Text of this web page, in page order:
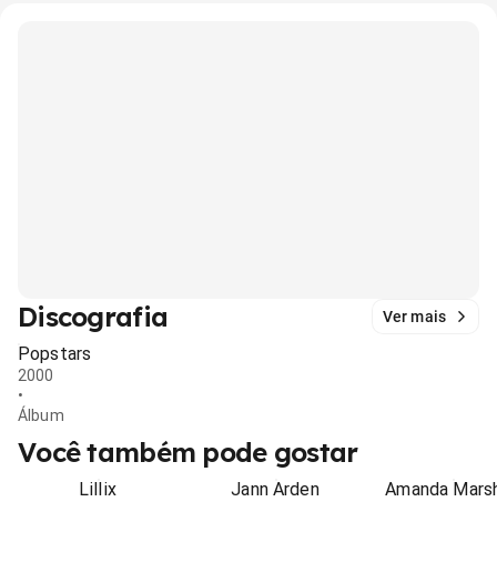
Discografia Ver mais
Popstars
2000
•
Álbum
Você também pode gostar
Lillix Jann Arden Amanda